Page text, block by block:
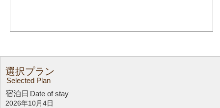
選択プラン
Selected Plan
宿泊日 Date of stay
2026年10月4日